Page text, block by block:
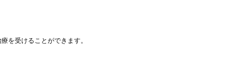
を受けることができます。